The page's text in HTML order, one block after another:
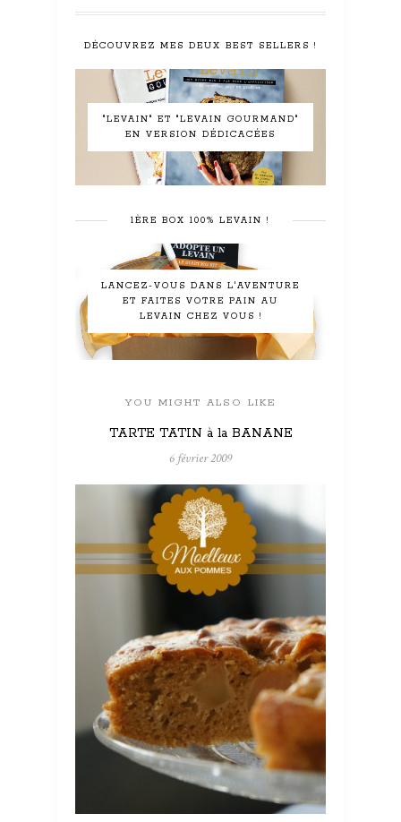
DÉCOUVREZ MES DEUX BEST SELLERS !
"LEVAIN" ET "LEVAIN GOURMAND"
EN VERSION DÉDICACÉES
1ÈRE BOX 100% LEVAIN !
LANCEZ-VOUS DANS L'AVENTURE
ET FAITES VOTRE PAIN AU
LEVAIN CHEZ VOUS !
YOU MIGHT ALSO LIKE
TARTE TATIN à la BANANE
6 février 2009